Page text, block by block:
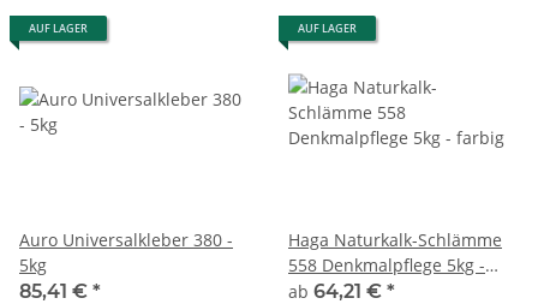
AUF LAGER
Auro Universalkleber 380 -
5kg
85,41 € *
AUF LAGER
Haga Naturkalk-Schlämme
558 Denkmalpflege 5kg -
farbig
ab 64,21 € *